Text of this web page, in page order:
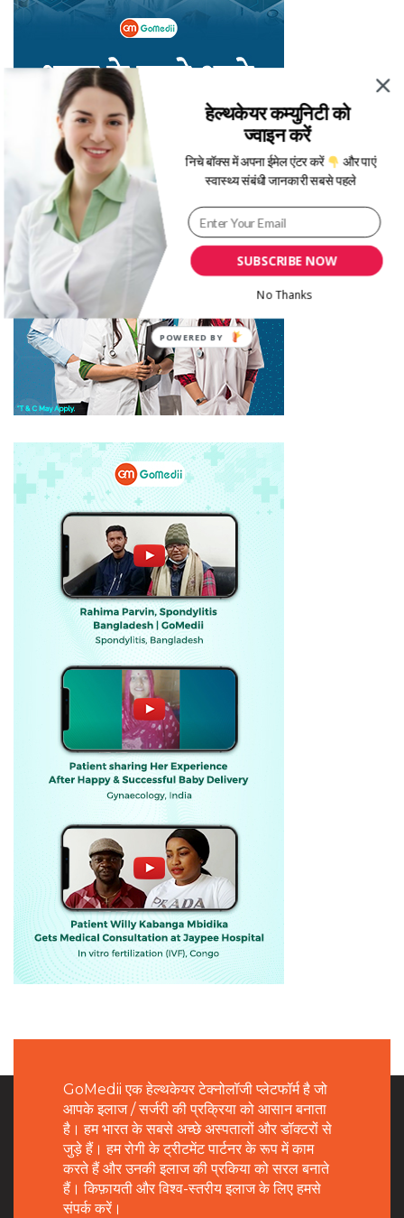
GoMedii एक हेल्थकेयर टेक्नोलॉजी प्लेटफॉर्म है जो
आपके इलाज / सर्जरी की प्रक्रिया को आसान बनाता
है। हम भारत के सबसे अच्छे अस्पतालों और डॉक्टरों से
जुड़े हैं। हम रोगी के ट्रीटमेंट पार्टनर के रूप में काम
करते हैं और उनकी इलाज की प्रकिया को सरल बनाते
हैं। किफ़ायती और विश्व-स्तरीय इलाज के लिए हमसे
संपर्क करें।
SUBSCRIBE NOW
हेल्थकेयर कम्युनिटी को
ज्वाइन करें
निचे बॉक्स में अपना ईमेल एंटर करें
और पाएं
स्वास्थ्य संबंधी जानकारी सबसे पहले
No Thanks
POWERED BY